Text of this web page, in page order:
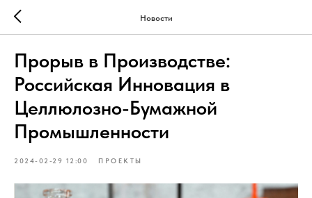
Новости
Прорыв в Производстве:
Российская Инновация в
Целлюлозно-Бумажной
Промышленности
2024-02-29 12:00 ПРОЕКТЫ